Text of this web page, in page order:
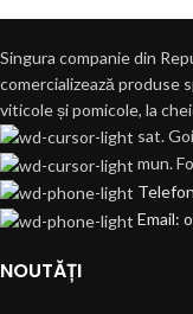
Singura companie din
comercializează produse
viticole și pomicole, la
sat.
mun.
Email:
NOUTĂȚI